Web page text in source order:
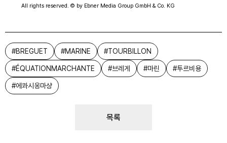
All rights reserved. © by Ebner Media Group GmbH & Co. KG
#BREGUET #MARINE #TOURBILLON
#ÉQUATIONMARCHANTE #브레게 #마린 #투르비용
#에콰시옹마샹
목록